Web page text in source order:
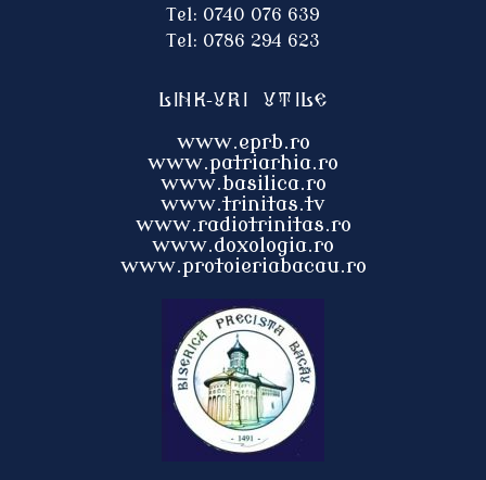
Tel: 0740 076 639
Tel: 0786 294 623
Link-uri utile
www.eprb.ro
www.patriarhia.ro
www.basilica.ro
www.trinitas.tv
www.radiotrinitas.ro
www.doxologia.ro
www.protoieriabacau.ro